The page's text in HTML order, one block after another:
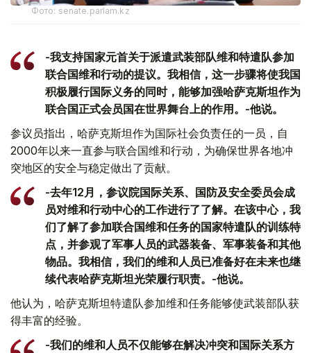
Фото: senate.parlam.kz
-我支持国家元首关于派遣武装部队维和特遣队参加
联合国维和行动的提议。我相信，这一步骤将使我国
积极履行国际义务的同时，能够加强哈萨克斯坦作为
联合国正式会员国在世界舞台上的作用。-他说。
参议员指出，哈萨克斯坦作为国际社会负责任的一员，自
2000年以来一直参与联合国维和行动，为确保世界各地冲
突地区的安全与稳定做出了贡献。
-去年12月，参议院国际关系、国防及安全委员会成
员对维和行动中心的工作进行了了解。在该中心，我
们了解了参加联合国维和任务的国家特遣队的训练特
点，并参观了军事人员的武器装备、军事装备和其他
物品。我相信，我们的维和人员已准备好在未来也继
续代表哈萨克斯坦光荣履行职责。-他说。
他认为，哈萨克斯坦特遣队参加维和任务能够使武装部队获
得丰富的经验。
-我们的维和人员不仅能够在解决冲突和国际关系方